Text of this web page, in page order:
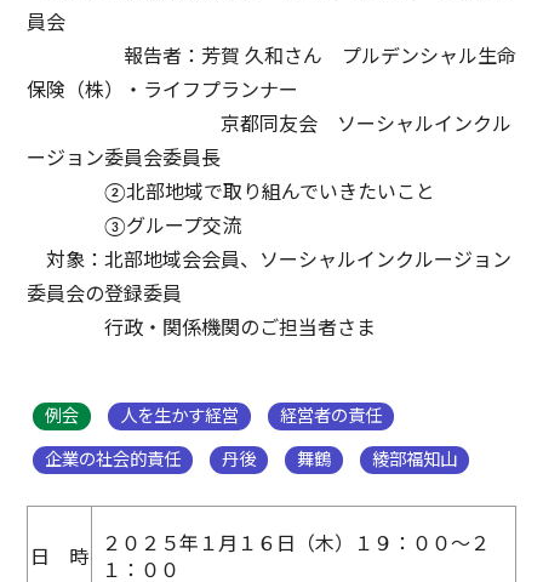
員会
報告者：芳賀 久和さん プルデンシャル生命
保険（株）・ライフプランナー
京都同友会 ソーシャルインクル
ージョン委員会委員長
②北部地域で取り組んでいきたいこと
③グループ交流
対象：北部地域会会員、ソーシャルインクルージョン
委員会の登録委員
行政・関係機関のご担当者さま
例会 人を生かす経営 経営者の責任
企業の社会的責任 丹後 舞鶴 綾部福知山
日 時
２０２５年１月１６日（木）１９：００～２
１：００